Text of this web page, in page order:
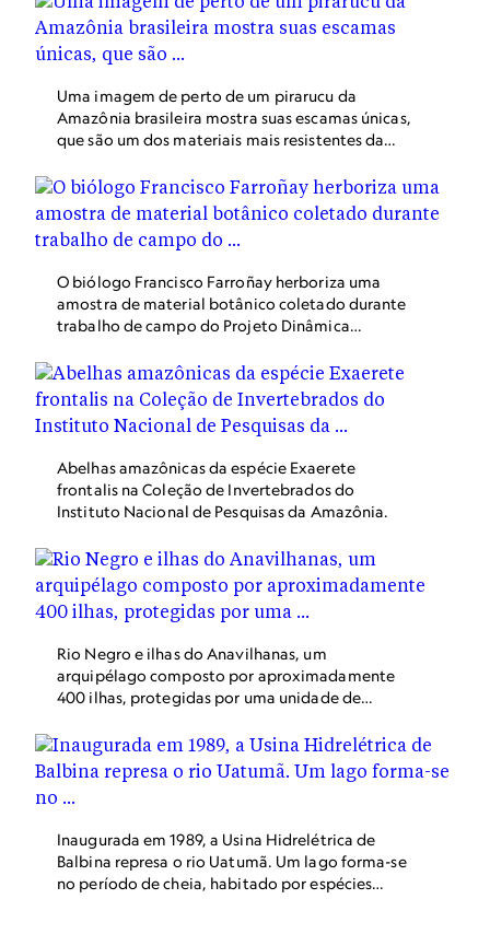
Uma imagem de perto de um pirarucu da
Amazônia brasileira mostra suas escamas únicas,
que são um dos materiais mais resistentes da
O biólogo Francisco Farroñay herboriza uma
amostra de material botânico coletado durante
trabalho de campo do Projeto Dinâmica
Preto da Eva (AM). O procedimento é feito para
a conservação no herbário do Instituto Nacional
de Pesquisas da Amazônia.
Abelhas amazônicas da espécie Exaerete
frontalis na Coleção de Invertebrados do
Instituto Nacional de Pesquisas da Amazônia.
Rio Negro e ilhas do Anavilhanas, um
arquipélago composto por aproximadamente
400 ilhas, protegidas por uma unidade de
Manaus, capital do Amazonas.
Inaugurada em 1989, a Usina Hidrelétrica de
Balbina represa o rio Uatumã. Um lago forma-se
no período de cheia, habitado por espécies